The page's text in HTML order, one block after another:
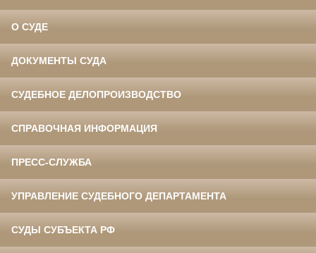
О СУДЕ
ДОКУМЕНТЫ СУДА
СУДЕБНОЕ ДЕЛОПРОИЗВОДСТВО
СПРАВОЧНАЯ ИНФОРМАЦИЯ
ПРЕСС-СЛУЖБА
УПРАВЛЕНИЕ СУДЕБНОГО ДЕПАРТАМЕНТА
СУДЫ СУБЪЕКТА РФ